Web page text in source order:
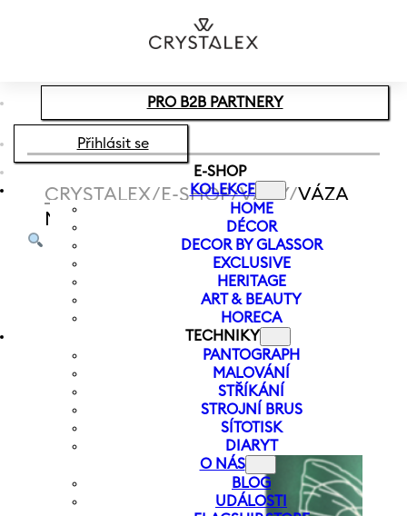
Přeskočit na zápatí
PRO B2B PARTNERY
Přihlásit se
E-SHOP
KOLEKCE
HOME
DÉCOR
DECOR BY GLASSOR
EXCLUSIVE
HERITAGE
ART & BEAUTY
HORECA
TECHNIKY
PANTOGRAPH
MALOVÁNÍ
STŘÍKÁNÍ
STROJNÍ BRUS
SÍTOTISK
DIARYT
O NÁS
BLOG
UDÁLOSTI
CRYSTALEX/ E-SHOP/VÁZY/VÁZA
MEADOW 250 MM | ZELENÁ